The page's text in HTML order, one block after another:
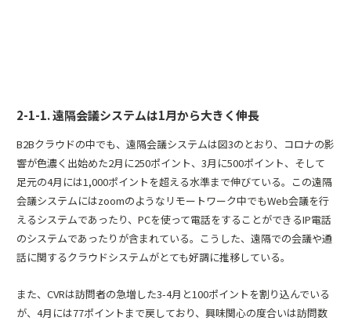
2-1-1. 遠隔会議システムは1月から大きく伸長
B2Bクラウドの中でも、遠隔会議システムは図3のとおり、コロナの影
響が色濃く出始めた2月に250ポイント、3月に500ポイント、そして
足元の4月には1,000ポイントを超える水準まで伸びている。この遠隔
会議システムにはzoomのようなリモートワーク中でもWeb会議を行
えるシステムであったり、PCを使って電話をすることができるIP電話
のシステムであったりが含まれている。こうした、遠隔での会議や通
話に関するクラウドシステムがとても好調に推移している。
また、CVRは訪問者の急増した3-4月と100ポイントを割り込んでいる
が、4月には77ポイントまで戻しており、興味関心の度合いは訪問数